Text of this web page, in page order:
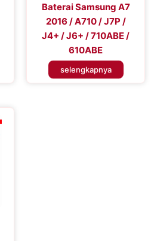
Baterai Samsung A7
2016 / A710 / J7P /
J4+ / J6+ / 710ABE /
610ABE
selengkapnya